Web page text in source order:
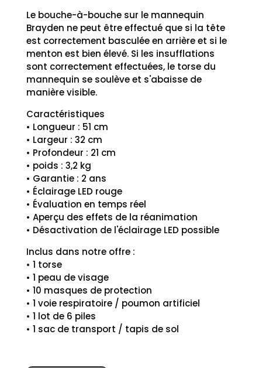
Le bouche-à-bouche sur le mannequin
Brayden ne peut être effectué que si la tête
est correctement basculée en arrière et si le
menton est bien élevé. Si les insufflations
sont correctement effectuées, le torse du
mannequin se soulève et s'abaisse de
manière visible.
Caractéristiques
• Longueur : 51 cm
• Largeur : 32 cm
• Profondeur : 21 cm
• poids : 3,2 kg
• Garantie : 2 ans
• Éclairage LED rouge
• Évaluation en temps réel
• Aperçu des effets de la réanimation
• Désactivation de l'éclairage LED possible
Inclus dans notre offre :
• 1 torse
• 1 peau de visage
• 10 masques de protection
• 1 voie respiratoire / poumon artificiel
• 1 lot de 6 piles
• 1 sac de transport / tapis de sol